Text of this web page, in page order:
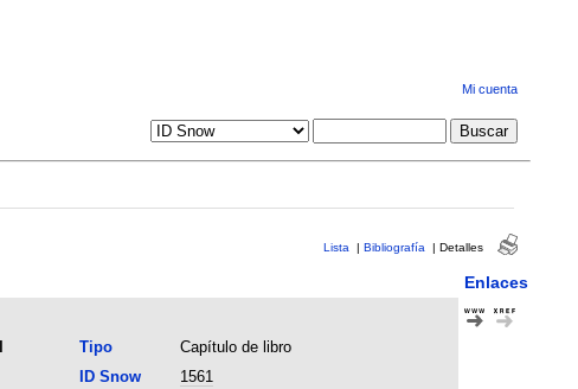
Mi cuenta
Lista | Bibliografía | Detalles
Enlaces
Tipo
Capítulo de libro
ID Snow
1561